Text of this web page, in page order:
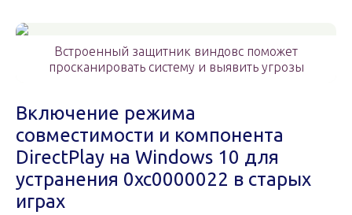
Встроенный защитник виндовс поможет
просканировать систему и выявить угрозы
Включение режима
совместимости и компонента
DirectPlay на Windows 10 для
устранения 0xc0000022 в старых
играх